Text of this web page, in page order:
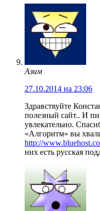
Азим
27.10.2014 на 23:06
Здравствуйте
полезный сайт.. И
увлекательно.
«Алгоритм» вы
http://
них есть русская